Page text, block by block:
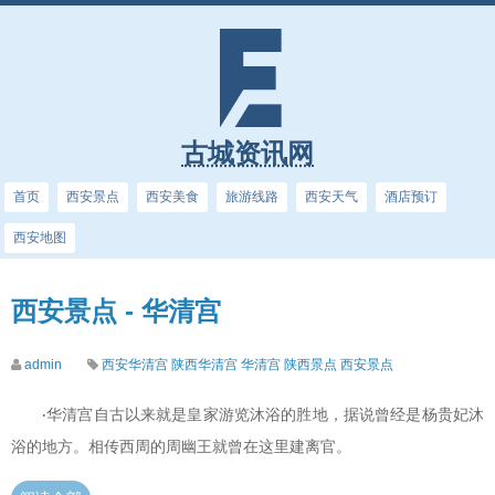
古城资讯网
首页 西安景点 西安美食 旅游线路 西安天气 酒店预订
西安地图
西安景点 - 华清宫
admin 西安华清宫 陕西华清宫 华清宫 陕西景点 西安景点
·华清宫自古以来就是皇家游览沐浴的胜地，据说曾经是杨贵妃沐
浴的地方。相传西周的周幽王就曾在这里建离官。